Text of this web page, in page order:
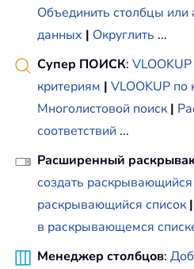
Объединить столбцы или
данных | Округлить ...
Супер ПОИСК:
критериям | VLOOKUP по
Многолистовой поиск |
соответствий ...
Расширенный
создать раскрывающийся
раскрывающийся список |
в раскрывающемся
Менеджер столбцов: